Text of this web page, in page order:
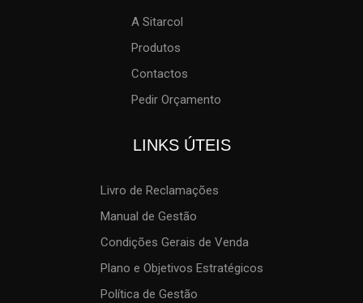
A Sitarcol
Produtos
Contactos
Pedir Orçamento
LINKS ÚTEIS
Livro de Reclamações
Manual de Gestão
Condições Gerais de Venda
Plano e Objetivos Estratégicos
Política de Gestão